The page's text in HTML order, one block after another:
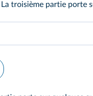
troisième partie porte